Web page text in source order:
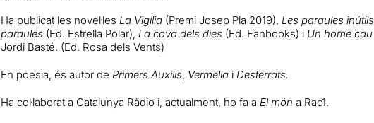
Ha publicat les novel·lesLa Vigília (Premi Josep Pla 2019),Les paraules inútils
paraules (Ed. Estrella Polar),La cova dels dies (Ed. Fanbooks) i Un home cau
Jordi Basté. (Ed. Rosa dels Vents)
En poesia, és autor dePrimers Auxilis, Vermella iDesterrats.
Ha col·laborat a Catalunya Ràdio i, actualment, ho fa aEl móna Rac1.